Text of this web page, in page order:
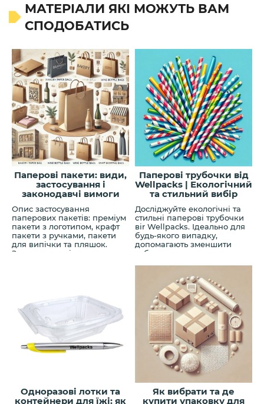
МАТЕРІАЛИ ЯКІ МОЖУТЬ ВАМ
СПОДОБАТИСЬ
Паперові пакети: види,
застосування і
законодавчі вимоги
Опис застосування
паперових пакетів: преміум
пакети з логотипом, крафт
пакети з ручками, пакети
для випічки та пляшок.
Застосування і вимоги
Паперові трубочки від
Wellpacks | Екологічний
та стильний вибір
Досліджуйте екологічні та
стильні паперові трубочки
віr Wellpacks. Ідеально для
будь-якого випадку,
допомагають зменшити
забруднення та додають
Одноразові лотки та
контейнери для їжі: як
Як вибрати та де
купити упаковку для